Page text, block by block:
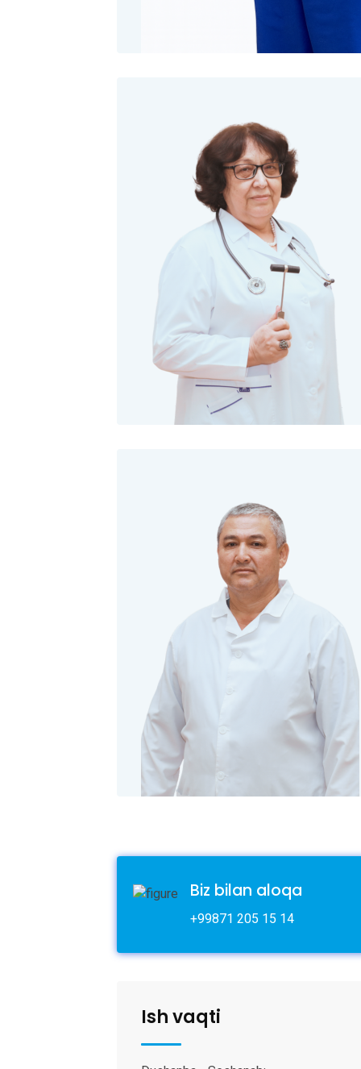
Biz bilan aloqa
+99871 205 15 14
Ish vaqti